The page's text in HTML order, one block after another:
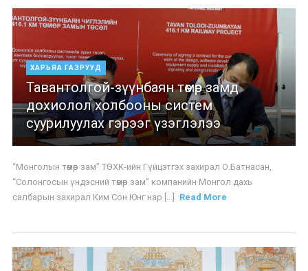
ХАРЬЯА ГАЗРУУД
Тавантолгой-зүүнбаян төмөр замд
дохиолол холбооны систем
суурилуулах гэрээг үзэглэлээ
“Монголын төмөр зам” ТӨХК-ийн Гүйцэтгэх захирал О.Батнасан,
“Солонгосын үндэсний төмөр зам” компанийн Монгол дахь
салбарын захирал Ким Сон Юнг нар [...]
Read More